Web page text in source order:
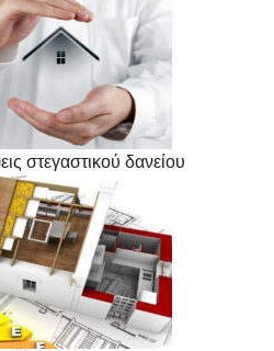
στεγαστικού δανείου